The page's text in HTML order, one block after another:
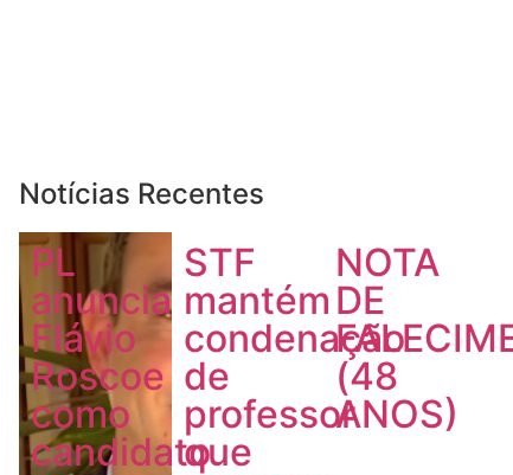
Notícias Recentes
PL
anuncia
Flávio
Roscoe
como
candidato
STF
mantém
condenação
de
professor
que
NOTA
DE
(48
ANOS)